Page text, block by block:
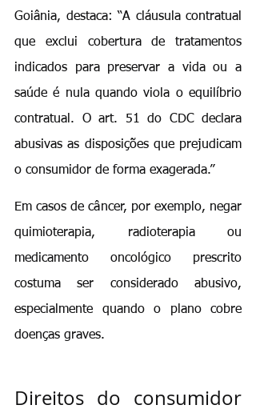
Goiânia, destaca: “A cláusula contratual
que exclui cobertura de tratamentos
indicados para preservar a vida ou a
saúde é nula quando viola o equilíbrio
contratual. O art. 51 do CDC declara
abusivas as disposições que prejudicam
o consumidor de forma exagerada.”
Em casos de câncer, por exemplo, negar
quimioterapia, radioterapia ou
medicamento oncológico prescrito
costuma ser considerado abusivo,
especialmente quando o plano cobre
doenças graves.
Direitos do consumidor